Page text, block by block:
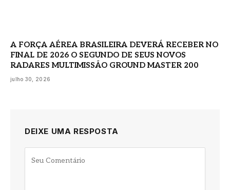
A FORÇA AÉREA BRASILEIRA DEVERÁ RECEBER NO
FINAL DE 2026 O SEGUNDO DE SEUS NOVOS
RADARES MULTIMISSÃO GROUND MASTER 200
julho 30, 2026
DEIXE UMA RESPOSTA